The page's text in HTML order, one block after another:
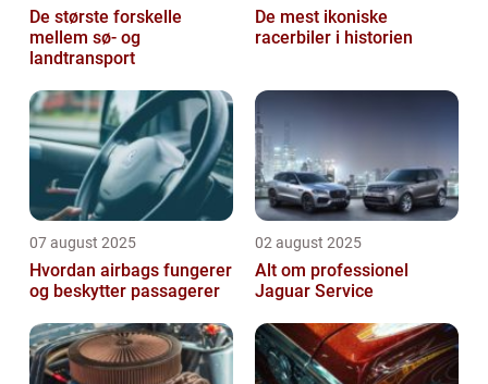
De største forskelle
mellem sø- og
landtransport
De mest ikoniske
racerbiler i historien
07 august 2025
Hvordan airbags fungerer
og beskytter passagerer
02 august 2025
Alt om professionel
Jaguar Service